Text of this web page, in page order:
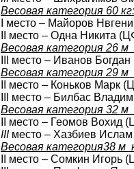
Весовая категория 60 кг:
I место – Майоров
II место – Одна Никита
Весовая категория 26 м
III место – Иванов
Весовая категория 29 м
II место – Коньков Марк
III место – Билбас
Весовая категория 32 м
II место – Геомов Вохид
III место – Хазбиев
Весовая категория38 м
II место – Сомкин Игорь